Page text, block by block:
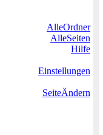
AlleOrdner
AlleSeiten
Hilfe
Einstellungen
SeiteÄndern